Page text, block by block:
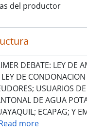
del productor
DEBATE: LEY DE
LEY DE
USUARIOS
DE AGUA
ECAPAG; Y
more